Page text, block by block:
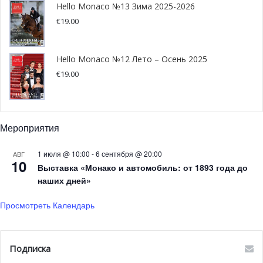
ФК Монако в 1/8 финала
Чемпионата Франции
20 января монегаски сыграли в 1/16 Кубка Франции,
обыграв Родез, седьмую команду Лиги 2. Игра стала
настоящим реваншем после матча, сыгранного год
назад и окончилась со счетом 3-1 в пользу ФК Монако.
Встреча прошла на стадионе Поль-Линьон во
французском городе Родез. Благодаря хет-трику
Виссама Бен-Йеддера красно-белые добились победы и
гарантировали себе место в следующем туре Кубка
ФК Монако вышел в 1/8 финала, соперник команды
Hello Monaco №13 Зима 2025-2026
€19.00
Hello Monaco №12 Лето – Осень 2025
€19.00
Мероприятия
АВГ
10
1 июля @ 10:00 -6 сентября @ 20:00
Выставка «Монако и автомобиль: от 1893 года до
наших дней»
Просмотреть Календарь
Подписка